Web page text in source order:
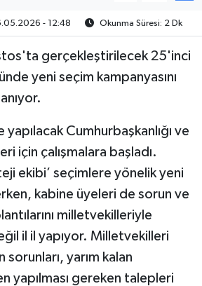
- 12:48 Okunma Süresi: 2 Dk
gerçekleştirilecek 25'inci
yeni seçim kampanyasını
Cumhurbaşkanlığı ve
için çalışmalara başladı.
ekibi’ seçimlere yönelik yeni
kabine üyeleri de sorun ve
milletvekilleriyle
il il yapıyor. Milletvekilleri
yarım kalan
yapılması gereken talepleri